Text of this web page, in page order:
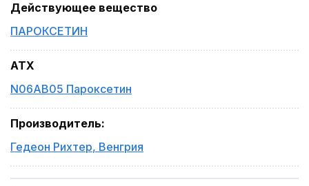
Действующее вещество
ПАРОКСЕТИН
ATX
N06AB05 Пароксетин
Производитель:
Гедеон Рихтер, Венгрия